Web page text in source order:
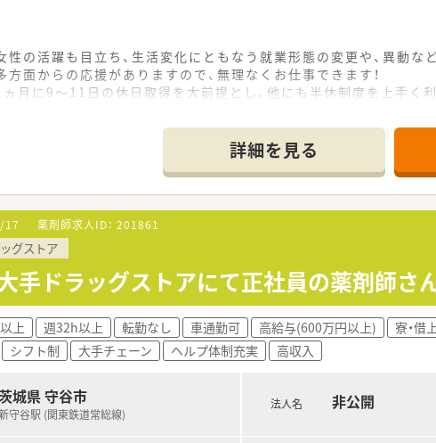
性の活躍も目立ち、生活変化にともなう就業形態の変更や、異動
面からの応援がありますので、無理なくお仕事できます！
月に9～11日の休日取得を大前提とし、他にも半休制度を上手く
年齢・ご経験不問で応募ができます。60歳が定年ですが、契約社員
詳細を見る
17 薬剤師求人ID： 201861
グストア
大手ドラッグストアにて正社員の薬剤師さ
上 週32h以上 転勤なし 車通勤可 高給与(600万円以上) 寮・借
シフト制 大手チェーン ヘルプ体制充実 高収入
城県 守谷市
守谷駅 (関東鉄道常総線)
法人名 非公開